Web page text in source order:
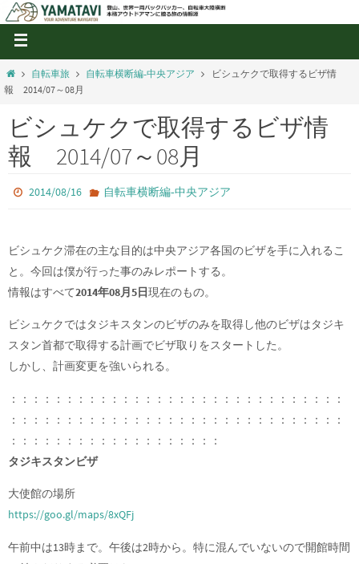
自転車旅 自転車横断編‐中央アジア
ビシュケクで取得するビザ情
報 2014/07～08月
ビシュケクで取得するビザ情
報 2014/07～08月
2014/08/16 自転車横断編‐中央アジア
ビシュケク滞在の主な目的は中央アジア各国のビザを手に入れるこ
と。今回は僕が行った事のみレポートする。
情報はすべて2014年08月5日現在のもの。
ビシュケクではタジキスタンのビザのみを取得し他のビザはタジキ
スタン首都で取得する計画でビザ取りをスタートした。
しかし、計画変更を強いられる。
：：：：：：：：：：：：：：：：：：：：：：：：：：：：：：
：：：：：：：：：：：：：：：：：：：：：：：：：：：：：：
：：：：：：：：：：：：：：：：：：：
タジキスタンビザ
大使館の場所
https://goo.gl/maps/8xQFj
午前中は13時まで。午後は2時から。特に混んでいないので開館時間